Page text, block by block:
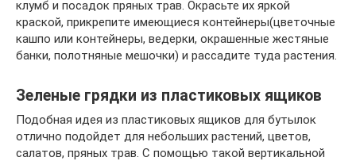
клумб и посадок пряных трав. Окрасьте их яркой
краской, прикрепите имеющиеся контейнеры(цветочные
кашпо или контейнеры, ведерки, окрашенные жестяные
банки, полотняные мешочки) и рассадите туда растения.
Зеленые грядки из пластиковых ящиков
Подобная идея из пластиковых ящиков для бутылок
отлично подойдет для небольших растений, цветов,
салатов, пряных трав. С помощью такой вертикальной